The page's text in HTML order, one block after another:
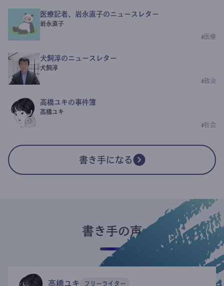
医療記者、岩永直子のニュースレター
岩永直子
# 医療
犬飼淳のニュースレター
犬飼淳
#政治
高橋ユキの事件簿
高橋ユキ
#社会
書き手になる
書き手の声
高橋ユキ フリーライター